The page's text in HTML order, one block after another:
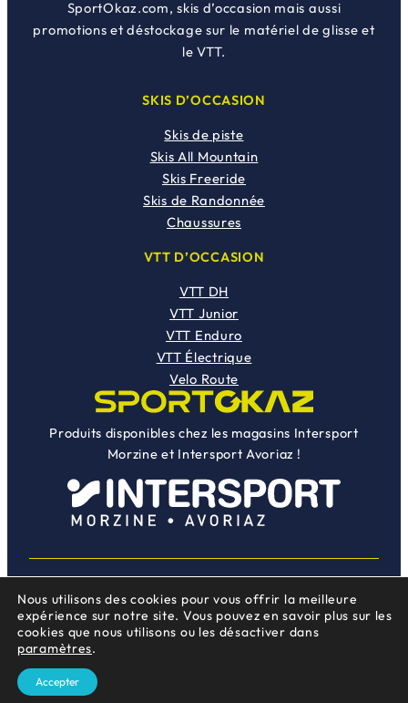
SportOkaz.com, skis d’occasion mais aussi
promotions et déstockage sur le matériel de glisse et
le VTT.
SKIS D’OCCASION
Skis de piste
Skis All Mountain
Skis Freeride
Skis de Randonnée
Chaussures
VTT D’OCCASION
VTT DH
VTT Junior
VTT Enduro
VTT Électrique
Velo Route
Produits disponibles chez les magasins Intersport
Morzine et Intersport Avoriaz !
Une créationMojocom
Nous utilisons des cookies pour vous offrir la meilleure
expérience sur notre site. Vous pouvez en savoir plus sur les
cookies que nous utilisons ou les désactiver dans
paramètres.
Accepter